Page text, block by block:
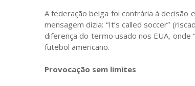
A federação belga foi contrária à decisão
mensagem dizia: “It’s called soccer”
diferença do termo usado nos EUA, onde
futebol americano.
Provocação sem limites